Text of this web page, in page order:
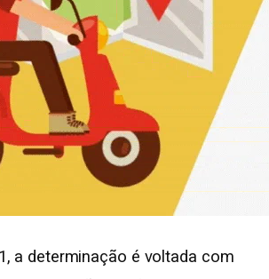
a determinação é voltada com